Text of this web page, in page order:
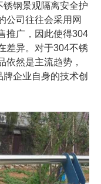
钢景观隔离安全护
公司往往会采用网
推广，因此使得304
差异。对于304不锈
依然是主流趋势，
企业自身的技术创